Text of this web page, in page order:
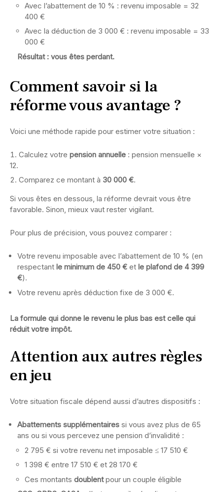
Avec l’abattement de 10 % : revenu imposable = 32
400 €
Avec la déduction de 3 000 € : revenu imposable = 33
000 €
Résultat : vous êtes perdant.
Comment savoir si la
réforme vous avantage ?
Voici une méthode rapide pour estimer votre situation :
Calculez votre pension annuelle : pension mensuelle ×
12.
Comparez ce montant à 30 000 €.
Si vous êtes en dessous, la réforme devrait vous être
favorable. Sinon, mieux vaut rester vigilant.
Pour plus de précision, vous pouvez comparer :
Votre revenu imposable avec l’abattement de 10 % (en
respectant le minimum de 450 € et le plafond de 4 399
€).
Votre revenu après déduction fixe de 3 000 €.
La formule qui donne le revenu le plus bas est celle qui
réduit votre impôt.
Attention aux autres règles
en jeu
Votre situation fiscale dépend aussi d’autres dispositifs :
Abattements supplémentaires si vous avez plus de 65
ans ou si vous percevez une pension d’invalidité :
2 795 € si votre revenu net imposable ≤ 17 510 €
1 398 € entre 17 510 € et 28 170 €
Ces montants doublentpour un couple éligible